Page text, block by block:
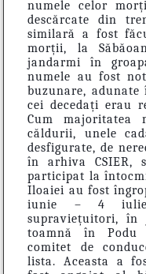
numele celor
descărcate din
similară a fost
morții, la
jandarmi în
numele au fost
buzunare,
cei decedați erau
Cum majoritatea
căldurii, unele
desfigurate, de
în arhiva CSIER,
participat la
Iloaiei au fost
iunie – 4
supraviețuitori,
toamnă în Podu
comitet de
lista. Aceasta a